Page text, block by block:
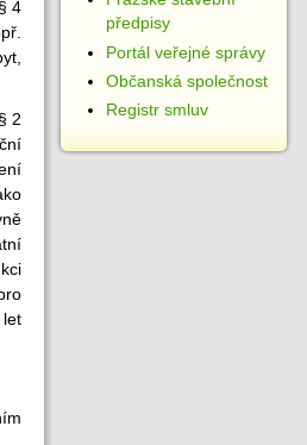
4
2
předpisy
Portál veřejné správy
Občanská společnost
Registr smluv